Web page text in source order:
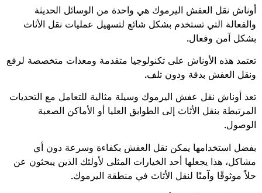
أوناش نقل العفش اليرموك هي واحدة من الوسائل الحديثة
والفعالة التي تستخدم بشكل شائع لتسهيل عمليات نقل الأثاث
بشكل آمن وفعال.
تعتمد هذه الأوناش على تكنولوجيا متقدمة ومعدات متخصصة لرفع
ونقل العفش بدقة ودون تلف.
تعد أوناش نقل عفش اليرموك وسيلة مثالية للتعامل مع التحديات
المرتبطة بنقل الأثاث إلى الطوابق العليا أو الأماكن الصعبة
الوصول.
بفضل استخدامها يمكن نقل العفش بكفاءة وسرعة دون أي
مشاكل، هذا يجعلها أحد الخيارات المثلى لأولئك الذين يبحثون عن
حلاً موثوقًا وآمنًا لنقل الأثاث في منطقة اليرموك.